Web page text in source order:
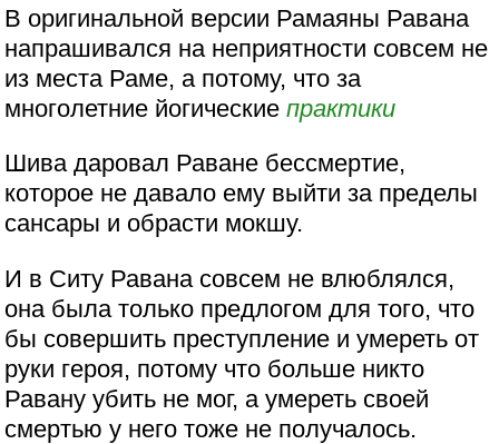
В оригинальной версии Рамаяны Равана
напрашивался на неприятности совсем не
из места Раме, а потому, что за
многолетние йогическиепрактики
Шива даровал Раване бессмертие,
которое не давало ему выйти за пределы
сансары и обрасти мокшу.
И в Ситу Равана совсем не влюблялся,
она была только предлогом для того, что
бы совершить преступление и умереть от
руки героя, потому что больше никто
Равану убить не мог, а умереть своей
смертью у него тоже не получалось.